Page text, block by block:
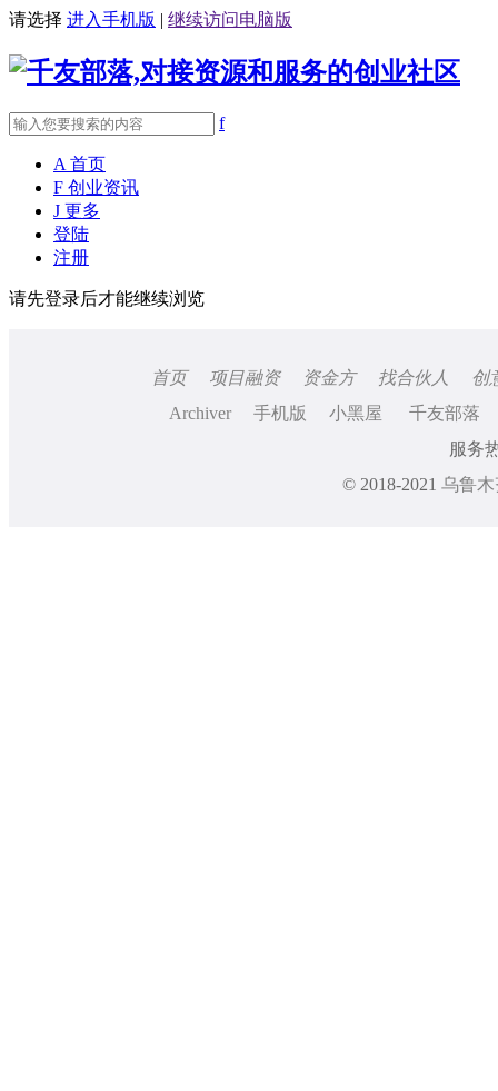
请选择 进入手机版 | 继续访问电脑版
f
A 首页
F 创业资讯
J 更多
登陆
注册
请先登录后才能继续浏览
首页 项目融资 资金方 找合伙人
创
Archiver
手机版 小黑屋
千友部落
服务
© 2018-2021 乌鲁